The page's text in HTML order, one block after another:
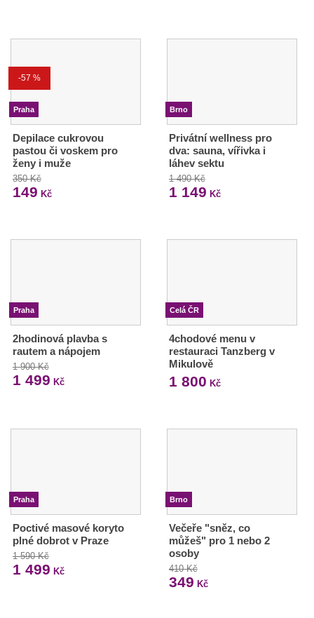
-57 %
Praha
Depilace cukrovou
pastou či voskem pro
ženy i muže
350 Kč
149 Kč
Brno
Privátní wellness pro
dva: sauna, vířivka i
láhev sektu
1 490 Kč
1 149 Kč
Praha
2hodinová plavba s
rautem a nápojem
1 900 Kč
1 499 Kč
Celá ČR
4chodové menu v
restauraci Tanzberg v
Mikulově
1 800 Kč
Praha
Poctivé masové koryto
plné dobrot v Praze
1 590 Kč
1 499 Kč
Brno
Večeře "sněz, co
můžeš" pro 1 nebo 2
osoby
410 Kč
349 Kč